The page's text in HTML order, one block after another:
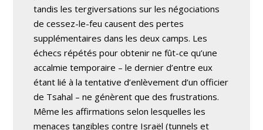
tandis les tergiversations sur les négociations
de cessez-le-feu causent des pertes
supplémentaires dans les deux camps. Les
échecs répétés pour obtenir ne fût-ce qu’une
accalmie temporaire – le dernier d’entre eux
étant lié à la tentative d’enlèvement d’un officier
de Tsahal – ne génèrent que des frustrations.
Même les affirmations selon lesquelles les
menaces tangibles contre Israël (tunnels et